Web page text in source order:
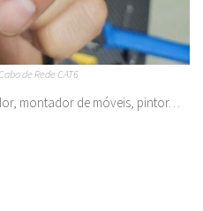
de Rede CAT6
montador de móveis, pintor…